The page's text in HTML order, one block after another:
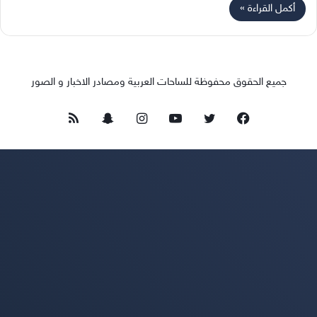
أكمل القراءة »
جميع الحقوق محفوظة للساحات العربية ومصادر الاخبار و الصور
فيسبوك تويتر يوتيوبانستقرامسناب
تشات
ملخص
الموقع